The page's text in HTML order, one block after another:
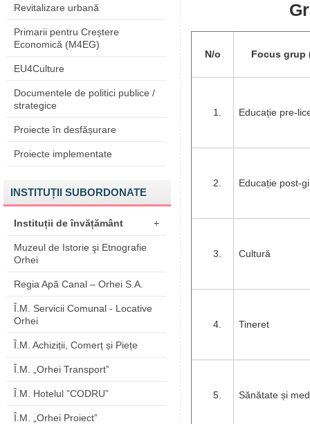
Revitalizare urbană
Primarii pentru Creștere
Economică (M4EG)
EU4Culture
Documentele de politici publice /
strategice
Proiecte în desfășurare
Proiecte implementate
INSTITUȚII SUBORDONATE
Instituții de învățământ +
Muzeul de Istorie şi Etnografie
Orhei
Regia Apă Canal – Orhei S.A.
Î.M. Servicii Comunal - Locative
Orhei
Î.M. Achiziții, Comerț și Piețe
Î.M. „Orhei Transport”
Î.M. Hotelul ”CODRU”
Î.M. „Orhei Proiect”
N/o Focus grup
Educație pre-
Educație post-
Cultură
Tineret
Sănătate și